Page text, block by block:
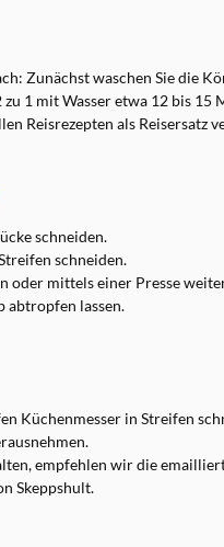
Zunächst waschen Sie die
1 mit Wasser etwa 12 bis
Reisrezepten als Reisersatz
schneiden.
schneiden.
oder mittels einer Presse
abtropfen lassen.
Küchenmesser in Streifen
empfehlen wir die
Skeppshult.